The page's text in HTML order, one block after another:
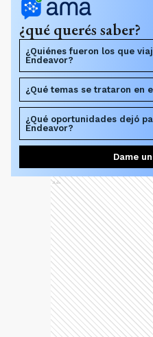
¿qué querés saber?
¿Quiénes fueron los que
Endeavor?
¿Qué temas se trataron en
¿Qué oportunidades dejó
Endeavor?
Dame
Ads